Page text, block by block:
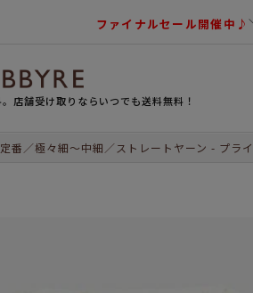
ファイナルセール開催中♪
店舗受け取りならいつでも送料無料！
定番／極々細～中細／ストレートヤーン プラ